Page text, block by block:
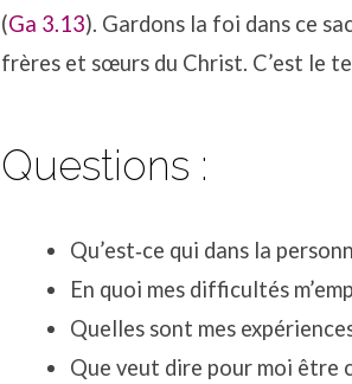
(Ga 3.13). Gardons la foi dans ce
frères et sœurs du Christ. C’est le
Questions :
Qu’est‐ce qui dans la
En quoi mes difficultés
Quelles sont mes
Que veut dire pour moi être